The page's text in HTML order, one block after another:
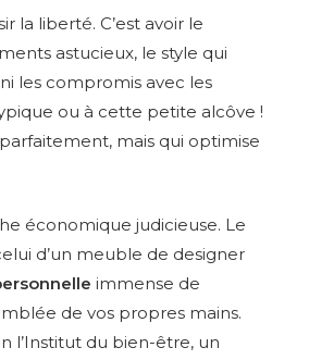
la liberté. C’est avoir le
astucieux, le style qui
les compromis avec les
ou à cette petite alcôve !
mais qui optimise
économique judicieuse. Le
d’un meuble de designer
immense de
de vos propres mains.
l’Institut du bien-être, un